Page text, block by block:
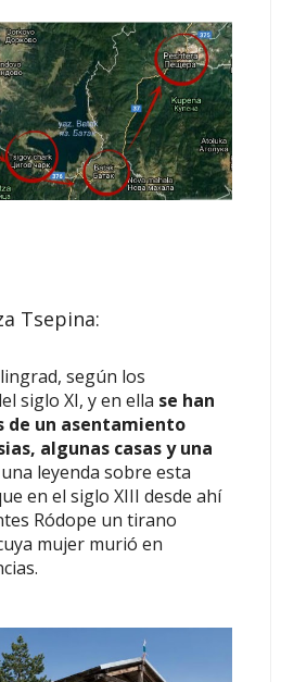
Tsepina:
según los
siglo XI, y en ella se han
de un asentamiento
algunas casas y una
leyenda sobre esta
en el siglo XIII desde ahí
Ródope un tirano
mujer murió en